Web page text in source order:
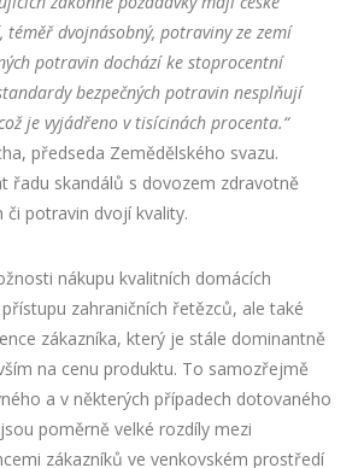
téměř dvojnásobný, potraviny ze zemí
potravin dochází ke stoprocentní
bezpečných potravin nesplňují
je vyjádřeno v tisícinách procenta.“
předseda Zemědělského svazu.
řadu skandálů s dovozem zdravotně
či potravin dvojí kvality.
nákupu kvalitních domácích
zahraničních řetězců, ale také
zákazníka, který je stále dominantně
na cenu produktu. To samozřejmě
a v některých případech dotovaného
poměrně velké rozdíly mezi
zákazníků ve venkovském prostředí